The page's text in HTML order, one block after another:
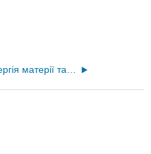
1: Енергія матерії та їх вимірювання